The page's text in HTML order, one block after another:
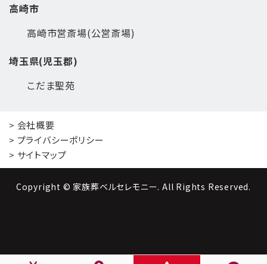
高崎市
高崎市営斎場(公営斎場)
埼玉県(児玉郡)
こだま聖苑
> 会社概要
> プライバシーポリシー
> サイトマップ
Copyright © 家族葬ベルセレモニー. All Rights Reserved.